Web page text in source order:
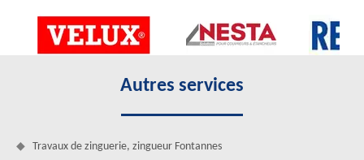
Autres services
Travaux de zinguerie, zingueur Fontannes